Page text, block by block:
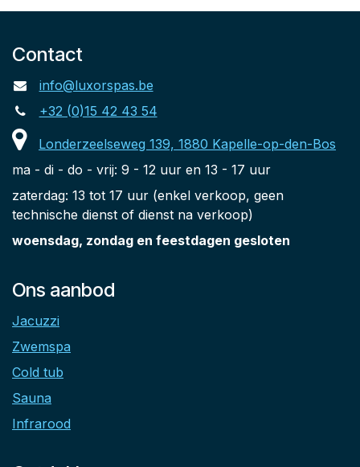
Contact
info@luxorspas.be
+32 (0)15 42 43 54
Londerzeelseweg 139, 1880 Kapelle-op-den-Bos
ma - di - do - vrij: 9 - 12 uur en 13 - 17 uur
zaterdag: 13 tot 17 uur (enkel verkoop, geen
technische dienst of dienst na verkoop)
woensdag, zondag en feestdagen gesloten
Ons aanbod
Jacuzzi
Zwemspa
Cold tub
Sauna
Infrarood